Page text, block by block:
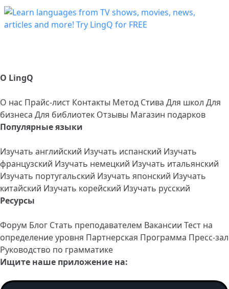
О LingQ
О нас Прайс-лист Контакты Метод Стива Для школ Для
бизнеса Для библиотек Отзывы Магазин подарков
Популярные языки
Изучать английский Изучать испанский Изучать
французский Изучать немецкий Изучать итальянский
Изучать португальский Изучать японский Изучать
китайский Изучать корейский Изучать русский
Ресурсы
Форум Блог Стать преподавателем Вакансии Тест на
определение уровня Партнерская Программа Пресс-зал
Руководство по грамматике
Ищите наше приложение на: